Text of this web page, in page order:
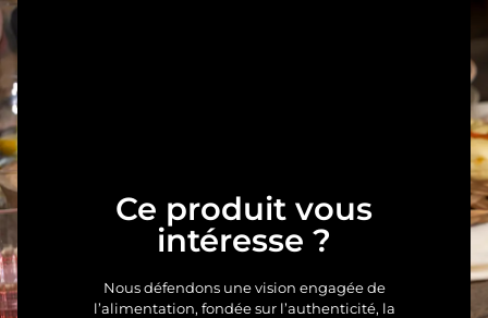
Ce produit vous
intéresse ?
Nous défendons une vision engagée de
l’alimentation, fondée sur l’authenticité, la